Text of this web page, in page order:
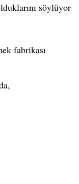
söylüyor
fabrikası